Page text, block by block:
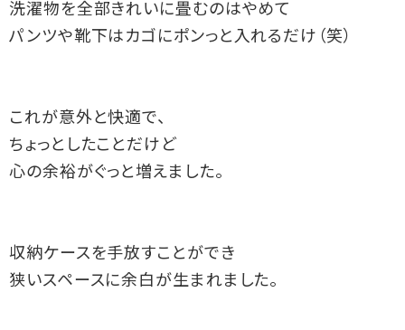
洗濯物を全部きれいに畳むのはやめて
パンツや靴下はカゴにポンっと入れるだけ（笑）
これが意外と快適で、
ちょっとしたことだけど
心の余裕がぐっと増えました。
収納ケースを手放すことができ
狭いスペースに余白が生まれました。